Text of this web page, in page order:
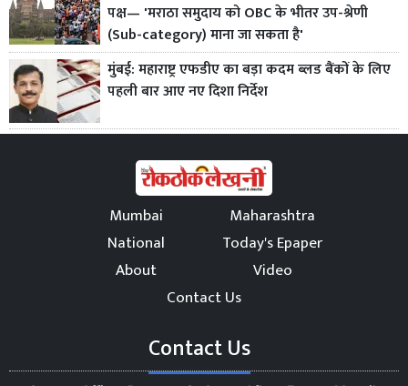
पक्ष— 'मराठा समुदाय को OBC के भीतर उप-श्रेणी
(Sub-category) माना जा सकता है'
मुंबई: महाराष्ट्र एफडीए का बड़ा कदम ब्लड बैंकों के लिए
पहली बार आए नए दिशा निर्देश
Mumbai
Maharashtra
National
Today's Epaper
About
Video
Contact Us
Contact Us